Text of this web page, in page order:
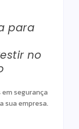
para
no
segurança
sua empresa.